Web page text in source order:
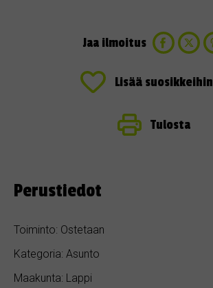
Jaa ilmoitus
Lisää suosikkeihin
Tulosta
Perustiedot
Toiminto: Ostetaan
Kategoria: Asunto
Maakunta: Lappi